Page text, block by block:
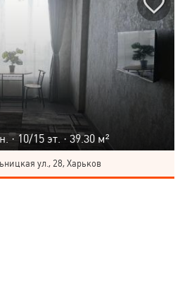
·10/15 эт. · 39.30 м²
ул., 28, Харьков